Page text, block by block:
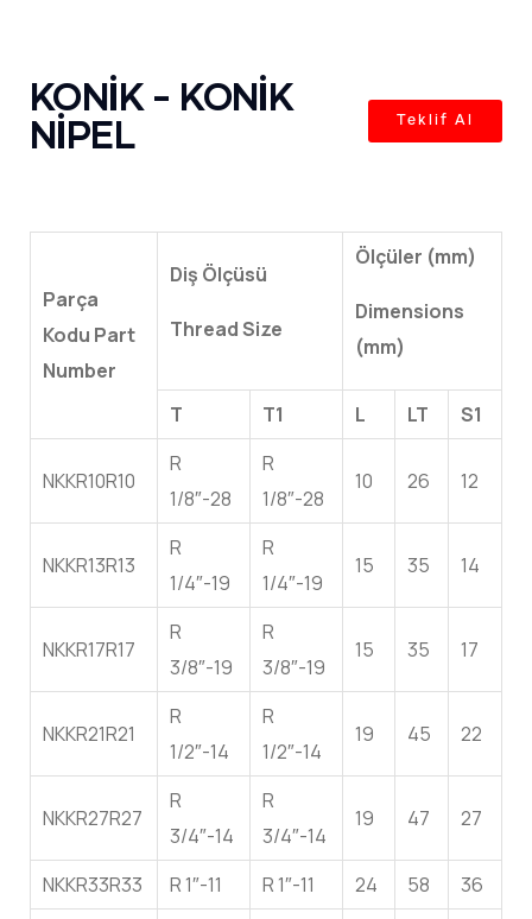
KONİK - KONİK
NİPEL
Teklif Al
Parça
Kodu Part
Number
Diş Ölçüsü
Thread Size
Ölçüler (mm)
Dimensions
(mm)
T T1 L LT S1
NKKR10R10
R
1/8″-28
R
1/8″-28
10 26 12
NKKR13R13
R
1/4″-19
R
1/4″-19
15 35 14
NKKR17R17
R
3/8″-19
R
3/8″-19
15 35 17
NKKR21R21
R
1/2″-14
R
1/2″-14
19 45 22
NKKR27R27
R
3/4″-14
R
3/4″-14
19 47 27
NKKR33R33 R 1″-11 R 1″-11 24 58 36